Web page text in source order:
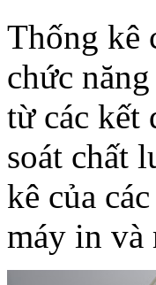
Thống kê
chức
từ các kết
soát chất
kê của
máy in và